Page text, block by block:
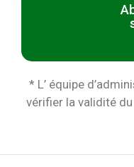
* L’ équipe
vérifier la validité